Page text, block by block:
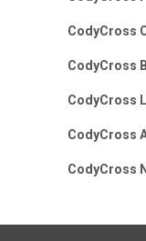
CodyCross
CodyCross
CodyCross
CodyCross
CodyCross